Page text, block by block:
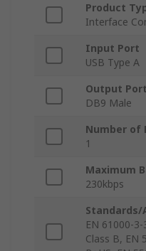
Product
Interface
Input Port
USB Type A
Output Port
DB9 Male
Number of
1
Maximum
230kbps
Standards/
EN 61000-3-
Class B, EN